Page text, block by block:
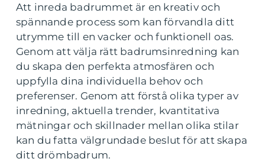
Att inreda badrummet är en kreativ och
spännande process som kan förvandla ditt
utrymme till en vacker och funktionell oas.
Genom att välja rätt badrumsinredning kan
du skapa den perfekta atmosfären och
uppfylla dina individuella behov och
preferenser. Genom att förstå olika typer av
inredning, aktuella trender, kvantitativa
mätningar och skillnader mellan olika stilar
kan du fatta välgrundade beslut för att skapa
ditt drömbadrum.